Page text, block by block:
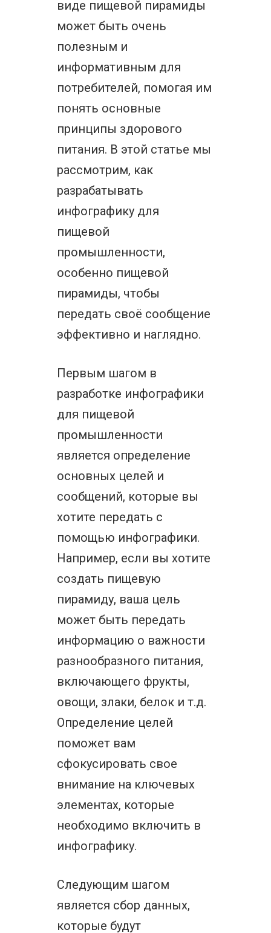
виде пищевой пирамиды
может быть очень
полезным и
информативным для
потребителей, помогая им
понять основные
принципы здорового
питания. В этой статье мы
рассмотрим, как
разрабатывать
инфографику для
пищевой
промышленности,
особенно пищевой
пирамиды, чтобы
передать своё сообщение
эффективно и наглядно.
Первым шагом в
разработке инфографики
для пищевой
промышленности
является определение
основных целей и
сообщений, которые вы
хотите передать с
помощью инфографики.
Например, если вы хотите
создать пищевую
пирамиду, ваша цель
может быть передать
информацию о важности
разнообразного питания,
включающего фрукты,
овощи, злаки, белок и т.д.
Определение целей
поможет вам
сфокусировать свое
внимание на ключевых
элементах, которые
необходимо включить в
инфографику.
Следующим шагом
является сбор данных,
которые будут